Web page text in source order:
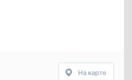
На карте